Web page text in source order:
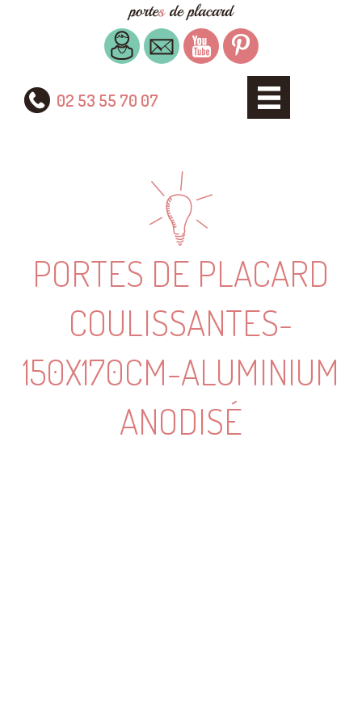
02 53 55 70 07
PORTES DE PLACARD
COULISSANTES-
150X170CM-ALUMINIUM
ANODISÉ